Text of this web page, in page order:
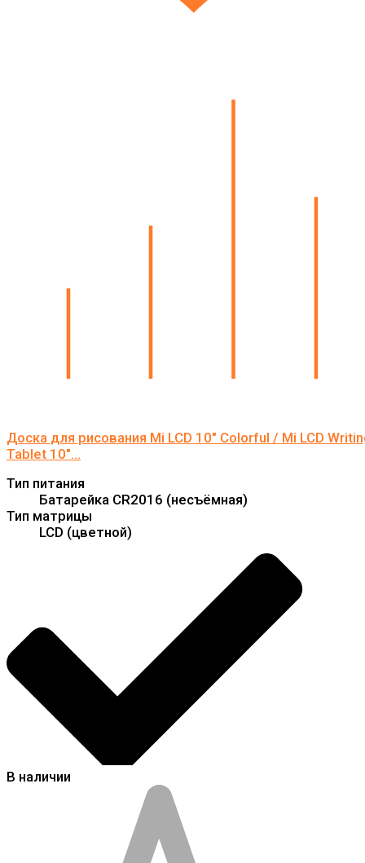
Доска для рисования Mi LCD 10" Colorful / Mi LCD
Tablet 10"...
Тип питания
Батарейка CR2016 (несъёмная)
Тип матрицы
LCD (цветной)
В наличии